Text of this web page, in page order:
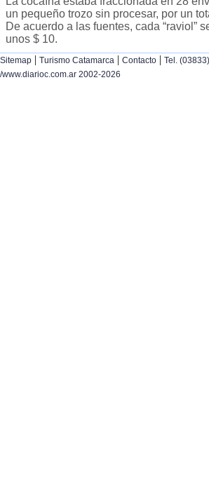
un pequeño trozo sin procesar, por un
De acuerdo a las fuentes, cada “raviol”
unos $ 10.
Sitemap | Turismo Catamarca | Contacto | Tel.
/www.diarioc.com.ar 2002-2026